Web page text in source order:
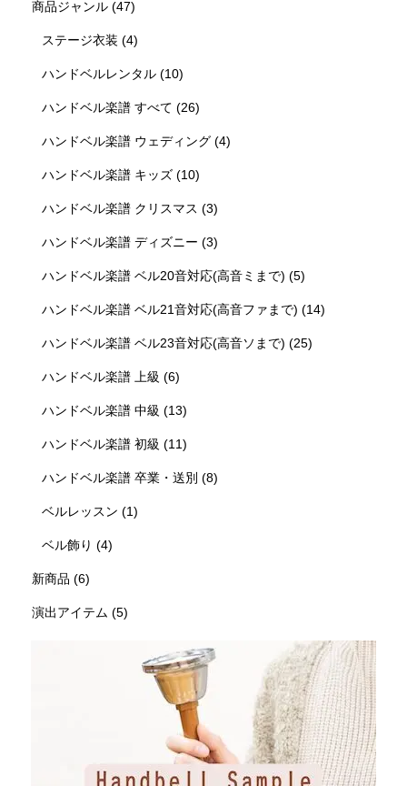
商品ジャンル (47)
ステージ衣装 (4)
ハンドベルレンタル(10)
ハンドベル楽譜 すべて (26)
ハンドベル楽譜 ウェディング(4)
ハンドベル楽譜 キッズ(10)
ハンドベル楽譜 クリスマス (3)
ハンドベル楽譜 ディズニー (3)
ハンドベル楽譜 ベル20音対応(高音ミまで) (5)
ハンドベル楽譜 ベル21音対応(高音ファまで) (14)
ハンドベル楽譜 ベル23音対応(高音ソまで) (25)
ハンドベル楽譜 上級 (6)
ハンドベル楽譜 中級 (13)
ハンドベル楽譜 初級 (11)
ハンドベル楽譜 卒業・送別 (8)
ベルレッスン (1)
ベル飾り (4)
新商品 (6)
演出アイテム (5)